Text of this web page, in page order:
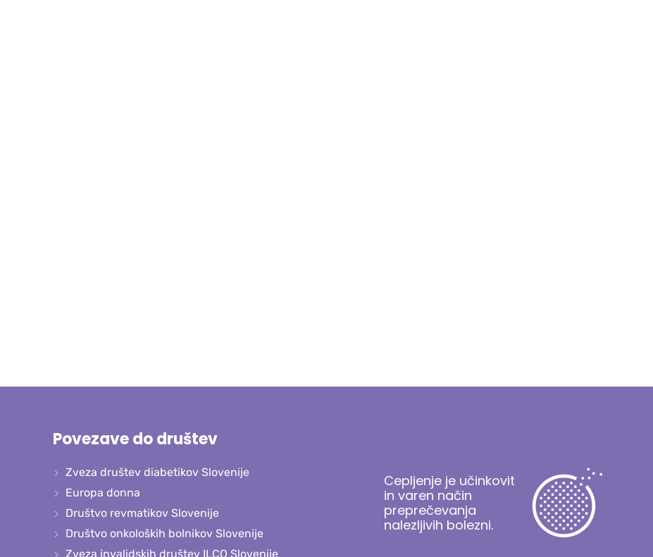
Povezave do društev
Zveza društev diabetikov Slovenije
Europa donna
Društvo revmatikov Slovenije
Društvo onkoloških bolnikov Slovenije
Zveza invalidskih društev ILCO Slovenije
Cepljenje je učinkovit
in varen način
preprečevanja
nalezljivih bolezni.